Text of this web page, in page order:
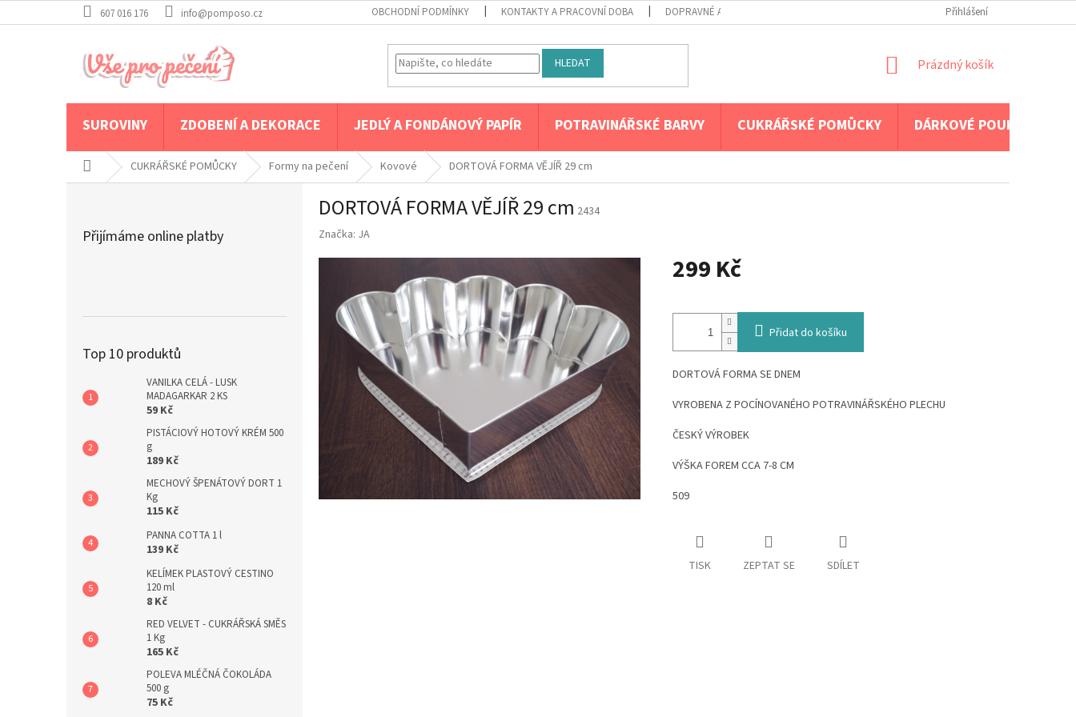
na
607 016 176 info@pomposo.cz OBCHODNÍ PODMÍNKY KONTAKTY A PRACOVNÍ DOBA DOPRAVNÉ A PLATBA Přihlášení
HLEDAT
NÁKUPNÍ
Prázdný košík
SUROVINY ZDOBENÍ A DEKORACE JEDLÝ A FONDÁNOVÝ PAPÍR POTRAVINÁŘSKÉ BARVY CUKRÁŘSKÉ POMŮCKY DÁRKOVÉ POUKAZY
Domů CUKRÁŘSKÉ POMŮCKY Formy na pečení Kovové DORTOVÁ FORMA VĚJÍŘ 29 cm
Přijímáme online platby
Top 10 produktů
VANILKA CELÁ - LUSK
MADAGARKAR 2 KS
59 Kč
PISTÁCIOVÝ HOTOVÝ KRÉM 500
g
189 Kč
MECHOVÝ ŠPENÁTOVÝ DORT 1
Kg
115 Kč
PANNA COTTA 1 l
139 Kč
KELÍMEK PLASTOVÝ CESTINO
120 ml
8 Kč
RED VELVET - CUKRÁŘSKÁ SMĚS
1 Kg
165 Kč
POLEVA MLÉČNÁ ČOKOLÁDA
500 g
75 Kč
DORTOVÁ FORMA VĚJÍŘ 29 cm 2434
Značka: JA
299 Kč
cena:
Přidat do košíku
DORTOVÁ FORMA SE DNEM
VYROBENA Z POCÍNOVANÉHO POTRAVINÁŘSKÉHO PLECHU
ČESKÝ VÝROBEK
VÝŠKA FOREM CCA 7-8 CM
509
TISK ZEPTAT SE SDÍLET